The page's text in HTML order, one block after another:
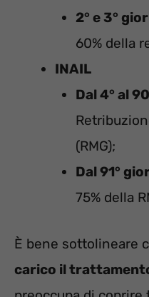
2° e 3°
60% della
INAIL
Dal 4° al
(RMG);
Dal 91°
75% della
È bene sottolineare
carico il